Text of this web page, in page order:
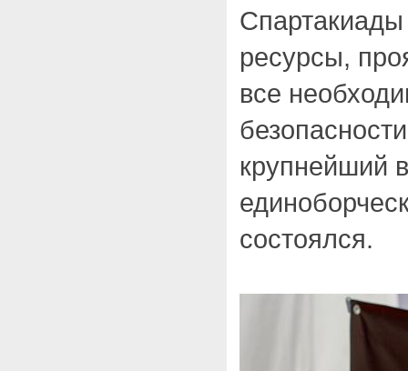
ресурсы,
все
крупнейший
состоялся.